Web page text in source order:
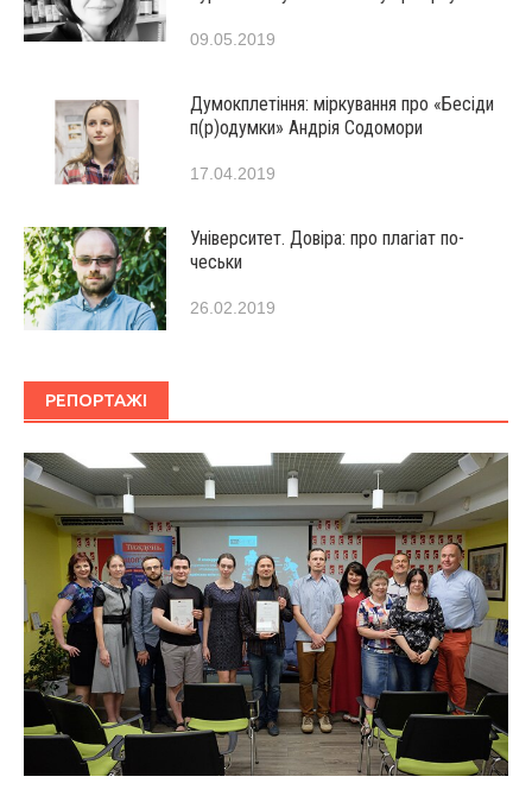
09.05.2019
Думокплетіння: міркування про «Бесіди
п(р)одумки» Андрія Содомори
17.04.2019
Університет. Довіра: про плагіат по-
чеськи
26.02.2019
РЕПОРТАЖІ